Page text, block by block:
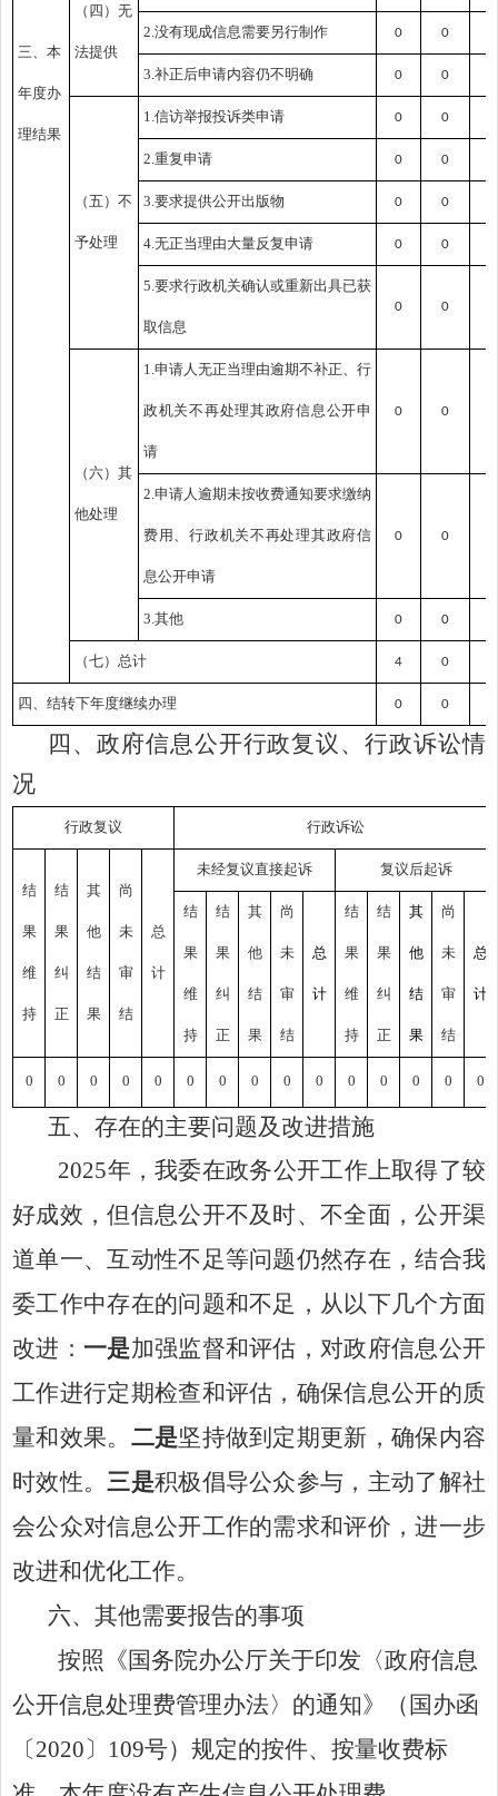
三、本
年度办
理结果
（四）无
法提供
2.没有现成信息需要另行制作 0 0
3.补正后申请内容仍不明确 0 0
（五）不
予处理
1.信访举报投诉类申请 0 0
2.重复申请 0 0
3.要求提供公开出版物 0 0
4.无正当理由大量反复申请 0 0
5.要求行政机关确认或重新出具已获
取信息
0 0
（六）其
他处理
1.申请人无正当理由逾期不补正、行
政机关不再处理其政府信息公开申
请
0 0
2.申请人逾期未按收费通知要求缴纳
费用、行政机关不再处理其政府信
息公开申请
0 0
3.其他 0 0
（七）总计 4 0
四、结转下年度继续办理 0 0
四、政府信息公开行政复议、行政诉讼情
况
行政复议 行政诉讼
结
果
维
持
结
果
纠
正
其
他
结
果
尚
未
审
结
总
计
未经复议直接起诉 复议后起诉
结
果
维
持
结
果
纠
正
其
他
结
果
尚
未
审
结
总
计
结
果
维
持
结
果
纠
正
其
他
结
果
尚
未
审
结
总
计
0 0 0 0 0 0 0 0 0 0 0 0 0 0 0
五、存在的主要问题及改进措施
2025年，我委在政务公开工作上取得了较
好成效，但信息公开不及时、不全面 ，公开渠
道单一、互动性不足等问题仍然存在，结合我
委工作中存在的问题和不足，从以下几个方面
改进： 一是加强监督和评估，对政府信息公开
工作进行定期检查和评估，确保信息公开的质
量和效果。 二是坚持做到定期更新，确保内容
时效性。三是积极倡导公众参与，主动了解社
会公众对信息公开工作的需求和评价，进一步
改进和优化工作。
六、其他需要报告的事项
按照《国务院办公厅关于印发〈政府信息
公开信息处理费管理办法〉的通知》（国办函
〔2020〕 109号）规定的按件、按量收费标